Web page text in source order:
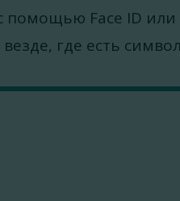
помощью Face ID или
где есть